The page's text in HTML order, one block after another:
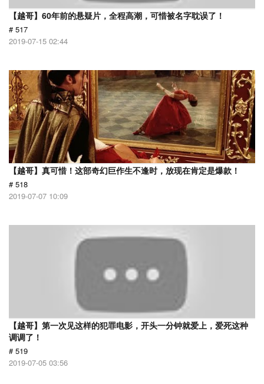
【越哥】60年前的悬疑片，全程高潮，可惜被名字耽误了！
# 517
2019-07-15 02:44
【越哥】真可惜！这部奇幻巨作生不逢时，放现在肯定是爆款！
# 518
2019-07-07 10:09
【越哥】第一次见这样的犯罪电影，开头一分钟就爱上，爱死这种
调调了！
# 519
2019-07-05 03:56